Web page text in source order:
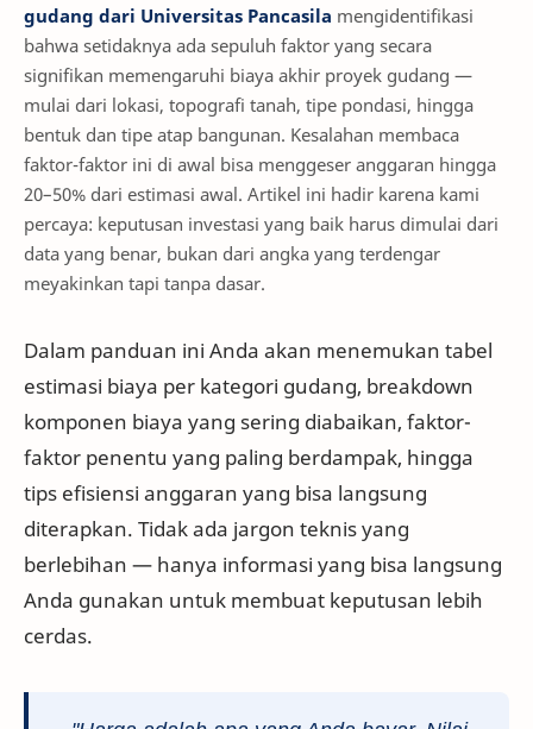
gudang dari Universitas Pancasila mengidentifikasi
bahwa setidaknya ada sepuluh faktor yang secara
signifikan memengaruhi biaya akhir proyek gudang —
mulai dari lokasi, topografi tanah, tipe pondasi, hingga
bentuk dan tipe atap bangunan. Kesalahan membaca
faktor-faktor ini di awal bisa menggeser anggaran hingga
20–50% dari estimasi awal. Artikel ini hadir karena kami
percaya: keputusan investasi yang baik harus dimulai dari
data yang benar, bukan dari angka yang terdengar
meyakinkan tapi tanpa dasar.
Dalam panduan ini Anda akan menemukan tabel
estimasi biaya per kategori gudang, breakdown
komponen biaya yang sering diabaikan, faktor-
faktor penentu yang paling berdampak, hingga
tips efisiensi anggaran yang bisa langsung
diterapkan. Tidak ada jargon teknis yang
berlebihan — hanya informasi yang bisa langsung
Anda gunakan untuk membuat keputusan lebih
cerdas.